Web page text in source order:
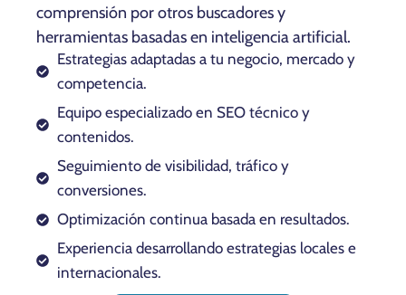
comprensión por otros buscadores y
herramientas basadas en inteligencia artificial.
Estrategias adaptadas a tu negocio, mercado y
competencia.
Equipo especializado en SEO técnico y
contenidos.
Seguimiento de visibilidad, tráfico y
conversiones.
Optimización continua basada en resultados.
Experiencia desarrollando estrategias locales e
internacionales.